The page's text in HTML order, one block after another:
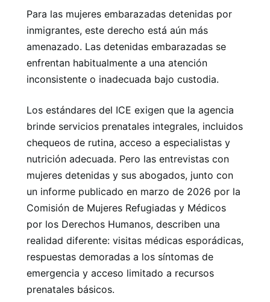
Para las mujeres embarazadas detenidas por
inmigrantes, este derecho está aún más
amenazado. Las detenidas embarazadas se
enfrentan habitualmente a una atención
inconsistente o inadecuada bajo custodia.
Los estándares del ICE exigen que la agencia
brinde servicios prenatales integrales, incluidos
chequeos de rutina, acceso a especialistas y
nutrición adecuada. Pero las entrevistas con
mujeres detenidas y sus abogados, junto con
un informe publicado en marzo de 2026 por la
Comisión de Mujeres Refugiadas y Médicos
por los Derechos Humanos, describen una
realidad diferente: visitas médicas esporádicas,
respuestas demoradas a los síntomas de
emergencia y acceso limitado a recursos
prenatales básicos.